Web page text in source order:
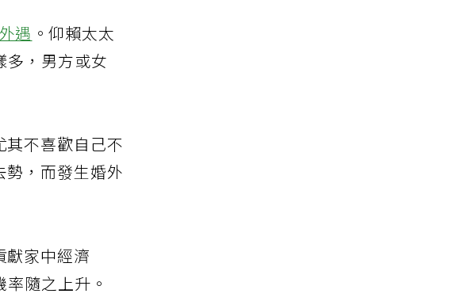
外遇 。仰賴太太
，男方或女
不喜歡自己不
，而發生婚外
獻家中經濟
隨之上升。